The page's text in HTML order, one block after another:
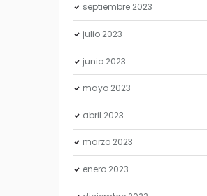
septiembre 2023
julio 2023
junio 2023
mayo 2023
abril 2023
marzo 2023
enero 2023